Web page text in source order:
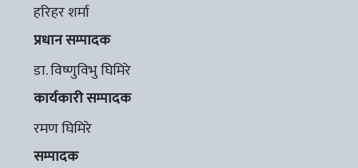
हरिहर शर्मा
प्रधान सम्पादक
डा. विष्णुविभु घिमिरे
कार्यकारी सम्पादक
रमण घिमिरे
सम्पादक